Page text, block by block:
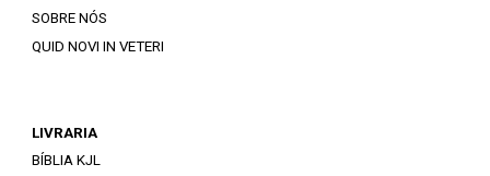
SOBRE NÓS
QUID NOVI IN VETERI
LIVRARIA
BÍBLIA KJL